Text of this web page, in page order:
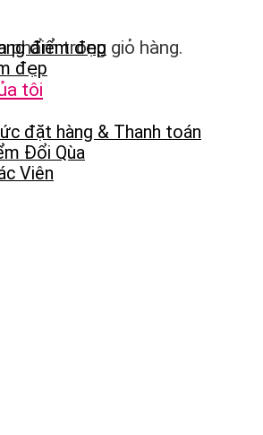
phẩm trong giỏ hàng.
điểm đẹp
đẹp
tôi
đặt hàng & Thanh toán
Đổi Qùa
Viên